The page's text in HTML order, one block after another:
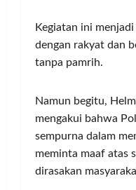
Kegiatan ini
dengan rakyat dan
tanpa pamrih.
Namun begitu,
mengakui bahwa
sempurna dalam
meminta maaf atas
dirasakan